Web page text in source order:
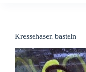
Kressehasen basteln